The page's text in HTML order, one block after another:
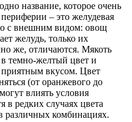
название, которое очень
– это желудевая
с внешним видом: овощ
желудь, только их
же, отличаются. Мякоть
темно-желтый цвет и
приятным вкусом. Цвет
(от оранжевого до
влиять условия
в редких случаях цвета
различных комбинациях.